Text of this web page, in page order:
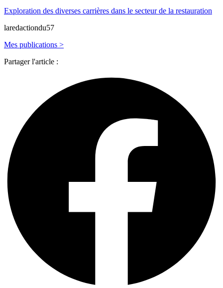
Exploration des diverses carrières dans le secteur de la restauration
laredactiondu57
Mes publications >
Partager l'article :